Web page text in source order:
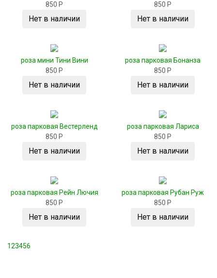
850 Р
Нет в наличии
850 Р
Нет в наличии
роза мини Тини Вини
850 Р
Нет в наличии
роза парковая Бонанза
850 Р
Нет в наличии
роза парковая Вестерленд
850 Р
Нет в наличии
роза парковая Лариса
850 Р
Нет в наличии
роза парковая Рейн Лючия
850 Р
Нет в наличии
роза парковая Рубан Руж
850 Р
Нет в наличии
123456